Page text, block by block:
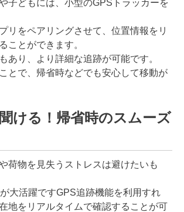
子どもには、小型のGPSトラッカーを
リをペアリングさせて、位置情報をリ
ことができます。
あり、より詳細な追跡が可能です。
とで、帰省時などでも安心して移動が
ける！帰省時のスムーズ
荷物を見失うストレスは避けたいも
大活躍ですGPS追跡機能を利用すれ
地をリアルタイムで確認することが可